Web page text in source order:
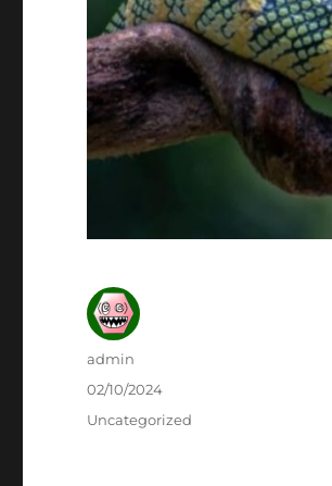
Author
admin
Posted
02/10/2024
Categories
Uncategorized